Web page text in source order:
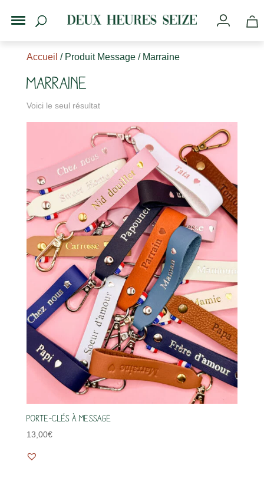
Accueil / Produit Message / Marraine
Marraine
Voici le seul résultat
Porte-clés à message
13,00€